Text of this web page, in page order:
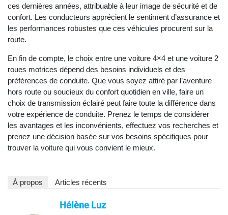
ces dernières années, attribuable à leur image de sécurité et de
confort. Les conducteurs apprécient le sentiment d’assurance et
les performances robustes que ces véhicules procurent sur la
route.
En fin de compte, le choix entre une voiture 4×4 et une voiture 2
roues motrices dépend des besoins individuels et des
préférences de conduite. Que vous soyez attiré par l’aventure
hors route ou soucieux du confort quotidien en ville, faire un
choix de transmission éclairé peut faire toute la différence dans
votre expérience de conduite. Prenez le temps de considérer
les avantages et les inconvénients, effectuez vos recherches et
prenez une décision basée sur vos besoins spécifiques pour
trouver la voiture qui vous convient le mieux.
À propos Articles récents
Hélène Luz